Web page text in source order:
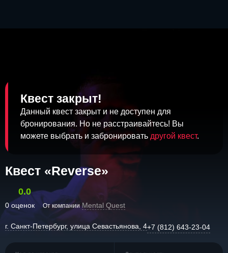
Квест закрыт!
Данный квест закрыт и не доступен для
бронирования. Но не расстраивайтесь! Вы
можете выбрать и забронировать другой квест.
Квест «Reverse»
0.0
0 оценок От компании Mental Quest
г. Санкт-Петербург, улица Севастьянова, 4+7 (812) 643-23-04